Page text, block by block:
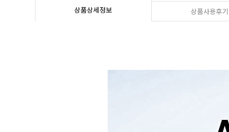
상품상세정보 상품사용후기